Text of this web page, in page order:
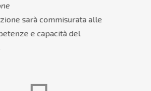
sarà commisurata alle
e capacità del